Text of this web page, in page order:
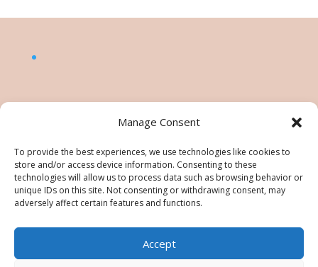
Manage Consent
To provide the best experiences, we use technologies like cookies to
store and/or access device information. Consenting to these
technologies will allow us to process data such as browsing behavior or
unique IDs on this site. Not consenting or withdrawing consent, may
adversely affect certain features and functions.
Accept
©Nésiris. Katia Picollier est Démonstratrice
indépendante pour Stampin' Up!®. Katia est